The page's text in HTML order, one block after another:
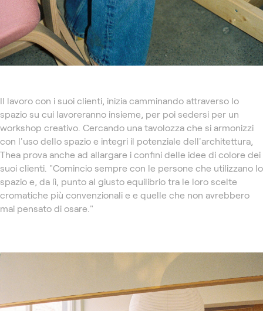
Il lavoro con i suoi clienti, inizia camminando attraverso lo
spazio su cui lavoreranno insieme, per poi sedersi per un
workshop creativo. Cercando una tavolozza che si armonizzi
con l'uso dello spazio e integri il potenziale dell'architettura,
Thea prova anche ad allargare i confini delle idee di colore dei
suoi clienti. "Comincio sempre con le persone che utilizzano lo
spazio e, da lì, punto al giusto equilibrio tra le loro scelte
cromatiche più convenzionali e e quelle che non avrebbero
mai pensato di osare."